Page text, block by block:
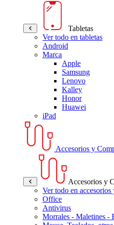
Tabletas
Ver todo en tabletas
Android
Marca
Apple
Samsung
Lenovo
Kalley
Honor
Huawei
iPad
Accesorios y
Accesorios y
Ver todo en
Office
Antivirus
Morrales - Maletines -